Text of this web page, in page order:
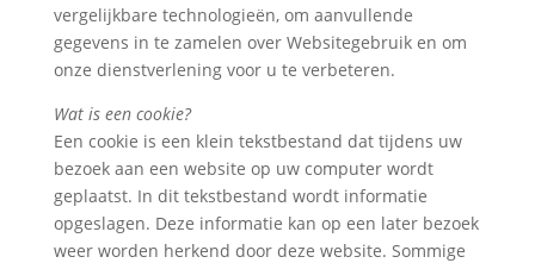
vergelijkbare technologieën, om aanvullende
gegevens in te zamelen over Websitegebruik en om
onze dienstverlening voor u te verbeteren.
Wat is een cookie?
Een cookie is een klein tekstbestand dat tijdens uw
bezoek aan een website op uw computer wordt
geplaatst. In dit tekstbestand wordt informatie
opgeslagen. Deze informatie kan op een later bezoek
weer worden herkend door deze website. Sommige